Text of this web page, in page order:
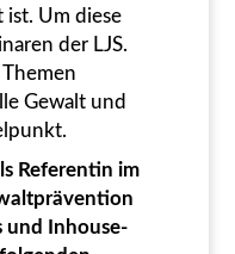
ist. Um diese
der LJS.
Gewalt und
Referentin im
und Inhouse-